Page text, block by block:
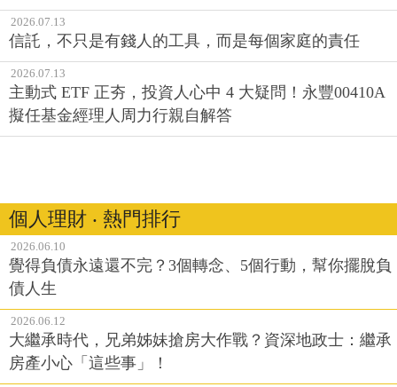
2026.07.13
信託，不只是有錢人的工具，而是每個家庭的責任
2026.07.13
主動式 ETF 正夯，投資人心中 4 大疑問！永豐00410A
擬任基金經理人周力行親自解答
個人理財 ‧ 熱門排行
2026.06.10
覺得負債永遠還不完？3個轉念、5個行動，幫你擺脫負
債人生
2026.06.12
大繼承時代，兄弟姊妹搶房大作戰？資深地政士：繼承
房產小心「這些事」！